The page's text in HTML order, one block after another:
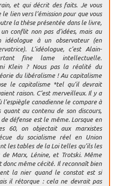
et qui décrit des faits. Je vous
lien vers l’émission pour que vous
la thèse présentée dans le livre,
conflit non pas d’idées, mais au
idéologue à un observateur (en
L’idéologue, c’est Alain-
fine lame intellectuelle.
Klein ? Nous pas la réalité du
du libéralisme ! Au capitalisme
le capitalisme *tel qu’il devrait
raison. C’est merveilleux. Il y a
l’espiègle canadienne le compare à
au contenu de son discours,
défense est le même. Lorsque en
60, on objectait aux marxistes
du socialisme réel en Union
les tables de la Loi telles qu’ils les
Marx, Lénine, et Trotski. Même
donc même cécité. Il reconnaît bien
la nier quand le constat est si
il rétorque : cela ne devrait pas